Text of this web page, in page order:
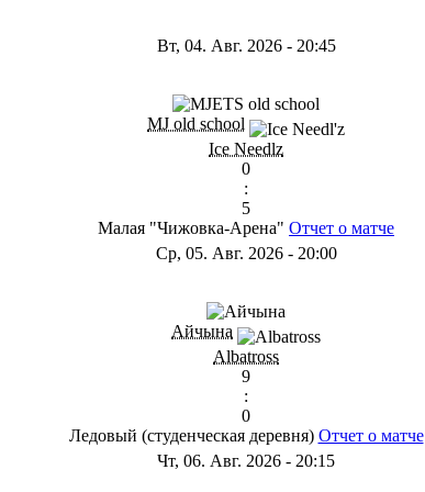
Вт, 04. Авг. 2026- 20:45
MJ old school
Ice Needlz
0
:
5
Малая "Чижовка-Арена" Отчет о матче
Ср, 05. Авг. 2026- 20:00
Айчына
Albatross
9
:
0
Ледовый (студенческая деревня) Отчет о матче
Чт, 06. Авг. 2026 - 20:15